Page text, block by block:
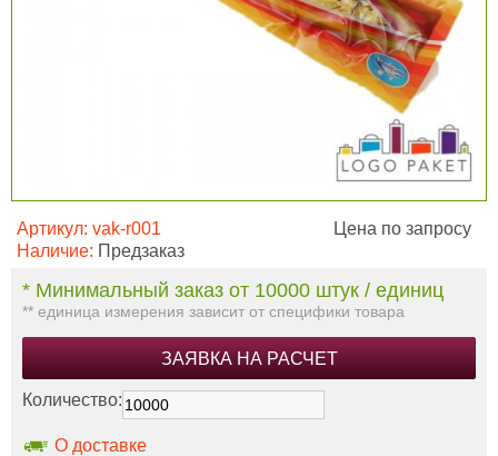
Артикул: vak-r001
Наличие: Предзаказ
Цена по запросу
* Минимальный заказ от 10000 штук / единиц
** единица измерения зависит от специфики товара
ЗАЯВКА НА РАСЧЕТ
Количество:
О доставке